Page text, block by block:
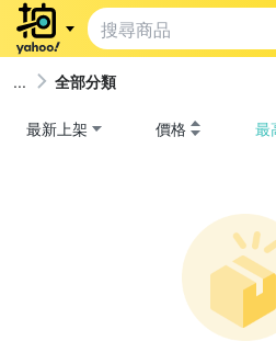
全部分類
最新上架 價格 最